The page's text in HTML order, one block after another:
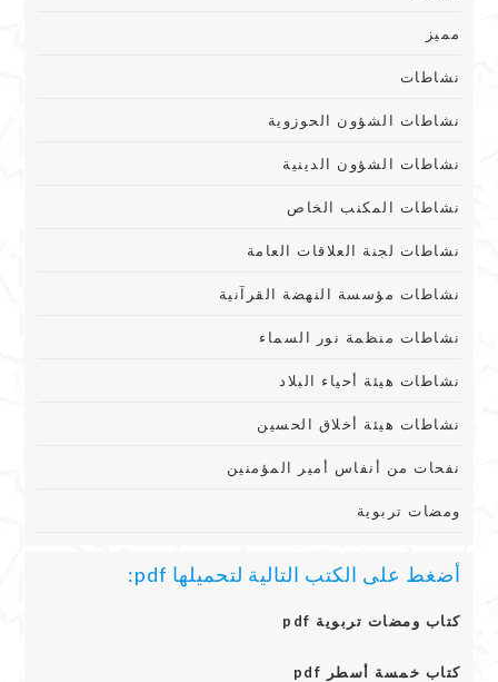
مميز
نشاطات
نشاطات الشؤون الحوزوية
نشاطات الشؤون الدينية
نشاطات المكنب الخاص
نشاطات لجنة العلاقات العامة
نشاطات مؤسسة النهضة القرآنية
نشاطات منظمة نور السماء
نشاطات هيئة أحياء البلاد
نشاطات هيئة أخلاق الحسين
نفحات من أنفاس أمير المؤمنين
ومضات تربوية
أضغط على الكتب التالية لتحميلها pdf:
كتاب ومضات تربوية pdf
كتاب خمسة أسطر pdf